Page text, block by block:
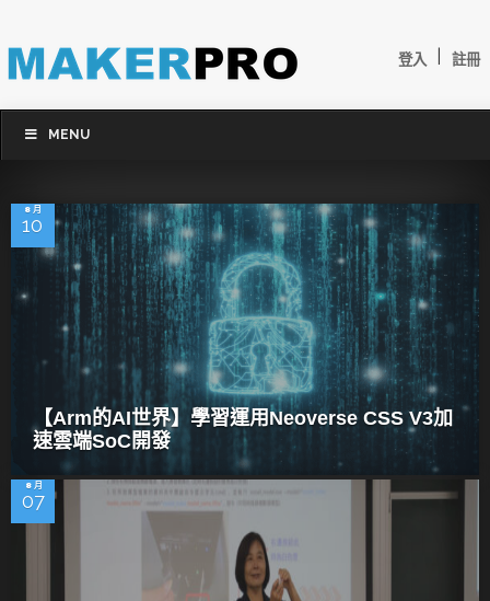
登入 註冊
MENU
8 月
10
【Arm的AI世界】學習運用Neoverse CSS V3加
速雲端SoC開發
8 月
07